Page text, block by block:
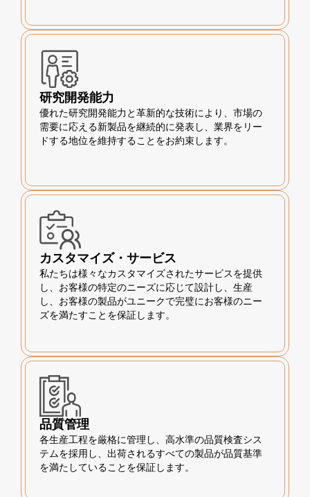
研究開発能力
優れた研究開発能力と革新的な技術により、市場の
需要に応える新製品を継続的に発表し、業界をリー
ドする地位を維持することをお約束します。
カスタマイズ・サービス
私たちは様々なカスタマイズされたサービスを提供
し、お客様の特定のニーズに応じて設計し、生産
し、お客様の製品がユニークで完璧にお客様のニー
ズを満たすことを保証します。
品質管理
各生産工程を厳格に管理し、高水準の品質検査シス
テムを採用し、出荷されるすべての製品が品質基準
を満たしていることを保証します。